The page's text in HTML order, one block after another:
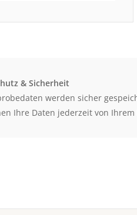
& Sicherheit
werden sicher
Ihre Daten jederzeit von